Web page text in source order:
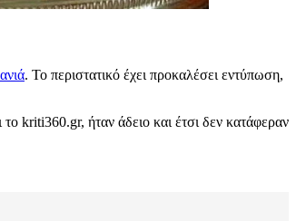
. Το περιστατικό έχει προκαλέσει εντύπωση,
kriti360.gr, ήταν άδειο και έτσι δεν κατάφεραν